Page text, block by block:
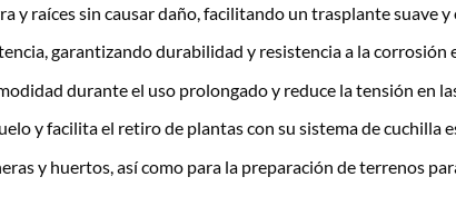
y raíces sin causar daño, facilitando un trasplante suave y
garantizando durabilidad y resistencia a la corrosión
durante el uso prolongado y reduce la tensión en
y facilita el retiro de plantas con su sistema de cuchilla
y huertos, así como para la preparación de terrenos